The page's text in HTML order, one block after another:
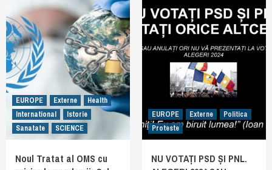
EUROPE Externe
Health
International
Istorie
Sanatate
SCIENCE
Noul Tratat al OMS cu
EUROPE Externe
Politica
Proteste
NU VOTAȚI PSD ȘI PNL.